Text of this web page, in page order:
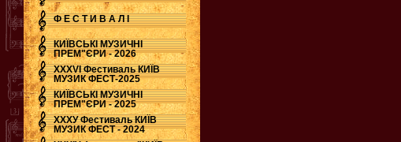
Ф Е С Т И В А Л І
КИЇВСЬКІ МУЗИЧНІ
ПРЕМ"ЄРИ - 2026
ХХХVI Фестиваль КИЇВ
МУЗИК ФЕСТ-2025
КИЇВСЬКІ МУЗИЧНІ
ПРЕМ"ЄРИ - 2025
ХХХУ Фестиваль КИЇВ
МУЗИК ФЕСТ - 2024